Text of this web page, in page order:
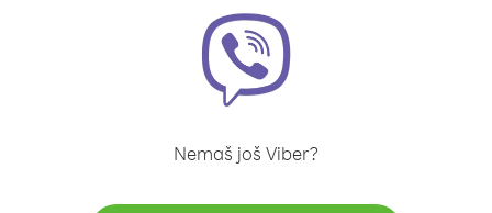
Nemaš još Viber?